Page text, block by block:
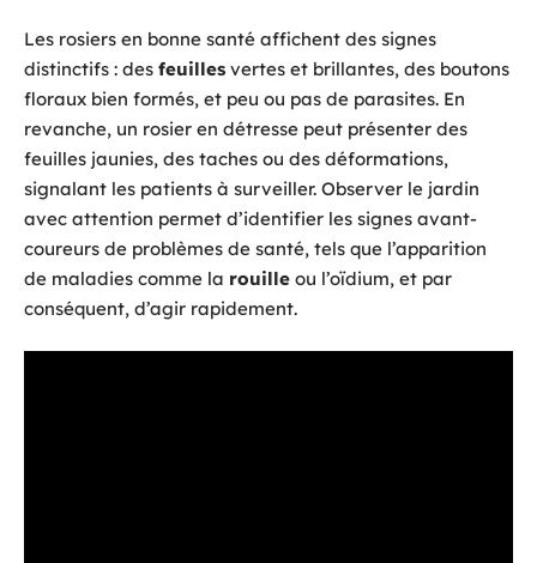
Les rosiers en bonne santé affichent des signes
distinctifs : des feuilles vertes et brillantes, des boutons
floraux bien formés, et peu ou pas de parasites. En
revanche, un rosier en détresse peut présenter des
feuilles jaunies, des taches ou des déformations,
signalant les patients à surveiller. Observer le jardin
avec attention permet d’identifier les signes avant-
coureurs de problèmes de santé, tels que l’apparition
de maladies comme la rouille ou l’oïdium, et par
conséquent, d’agir rapidement.